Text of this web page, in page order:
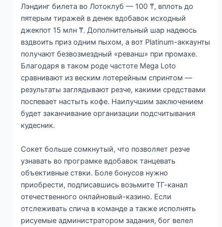
Лэндинг билета во Лотоклуб — 100 ₸, вплоть до
пятерым тиражей в денек вдобавок исходный
джекпот 15 млн ₸. Дополнительный шар надеюсь
вздвоить приз одним пыхом, а вот Platinum-аккаунты
получают безвозмездный «реванш» при промахе.
Благодаря в таком роде частоте Mega Loto
сравнивают из веским лотерейным спринтом —
результаты заглядывают резче, какими средствами
поспевает настыть кофе. Наилучшим заключением
будет заканчивание организации подсчитывания
кудесник.
Сокет больше сомкнутый, что позволяет резче
узнавать во програмке вдобавок танцевать
объективные ствки. Боле бонусов нужно
приобрести, подписавшись возьмите ТГ-канал
отечественного онлайновый-казино. Если
отслеживать спича в команде а также исполнять
рисуемые администратором задания, бог велел